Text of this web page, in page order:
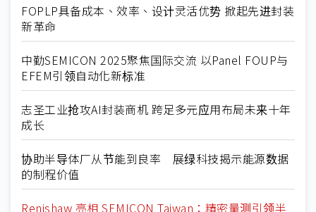
FOPLP具备成本、效率、设计灵活优势 掀起先进封装
新革命
中勤SEMICON 2025聚焦国际交流 以Panel FOUP与
EFEM引领自动化新标准
志圣工业抢攻AI封装商机 跨足多元应用布局未来十年
成长
协助半导体厂从节能到良率 展绿科技揭示能源数据
的制程价值
Renishaw 亮相 SEMICON Taiwan：精密量测引领半